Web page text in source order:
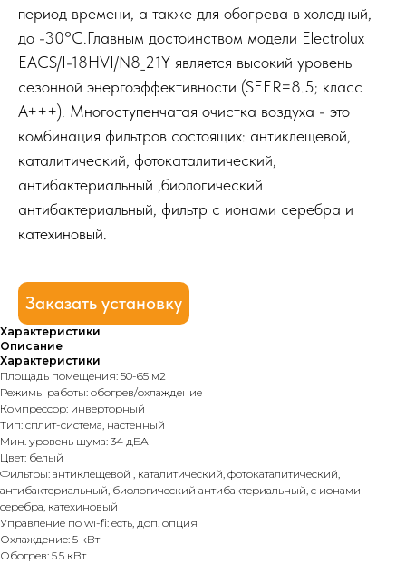
период времени, а также для обогрева в холодный,
до -30°C.Главным достоинством модели Electrolux
EACS/I-18HVI/N8_21Y является высокий уровень
сезонной энергоэффективности (SEER=8.5; класс
А+++). Многоступенчатая очистка воздуха - это
комбинация фильтров состоящих: антиклещевой,
каталитический, фотокаталитический,
антибактериальный ,биологический
антибактериальный, фильтр с ионами серебра и
катехиновый.
Заказать установку
Характеристики
Описание
Характеристики
Площадь помещения: 50-65 м2
Режимы работы: обогрев/охлаждение
Компрессор: инверторный
Тип: сплит-система, настенный
Мин. уровень шума: 34 дБА
Цвет: белый
Фильтры: антиклещевой , каталитический, фотокаталитический,
антибактериальный, биологический антибактериальный, с ионами
серебра, катехиновый
Управление по wi-fi: есть, доп. опция
Охлаждение: 5 кВт
Обогрев: 5.5 кВт